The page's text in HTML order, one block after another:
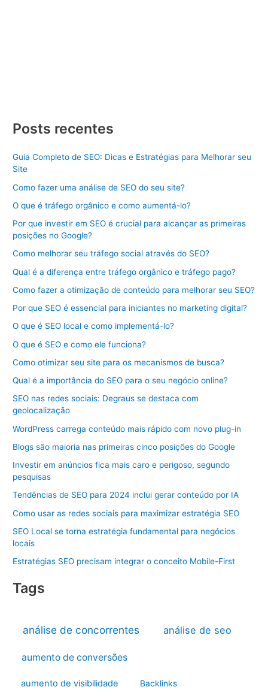
Site
Manaus
Posts recentes
Guia Completo de SEO: Dicas e Estratégias para Melhorar seu
Site
Como fazer uma análise de SEO do seu site?
O que é tráfego orgânico e como aumentá-lo?
Por que investir em SEO é crucial para alcançar as primeiras
posições no Google?
Como melhorar seu tráfego social através do SEO?
Qual é a diferença entre tráfego orgânico e tráfego pago?
Como fazer a otimização de conteúdo para melhorar seu SEO?
Por que SEO é essencial para iniciantes no marketing digital?
O que é SEO local e como implementá-lo?
O que é SEO e como ele funciona?
Como otimizar seu site para os mecanismos de busca?
Qual é a importância do SEO para o seu negócio online?
SEO nas redes sociais: Degraus se destaca com
geolocalização
WordPress carrega conteúdo mais rápido com novo plug-in
Blogs são maioria nas primeiras cinco posições do Google
Investir em anúncios fica mais caro e perigoso, segundo
pesquisas
Tendências de SEO para 2024 inclui gerar conteúdo por IA
Como usar as redes sociais para maximizar estratégia SEO
SEO Local se torna estratégia fundamental para negócios
locais
Estratégias SEO precisam integrar o conceito Mobile-First
Tags
análise de concorrentes análise de seo
aumento de conversões
aumento de visibilidade Backlinks